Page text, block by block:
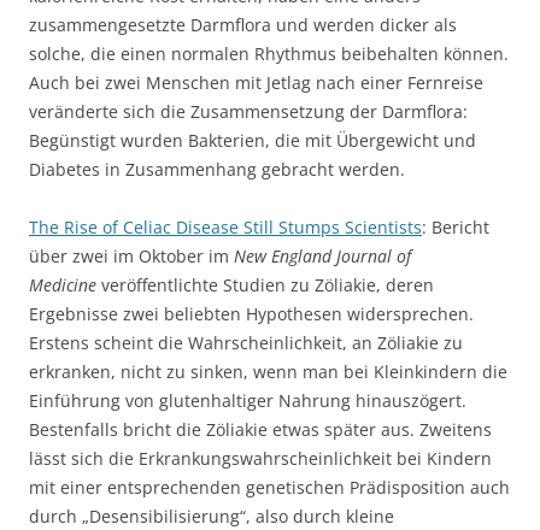
zusammengesetzte Darmflora und werden dicker als
solche, die einen normalen Rhythmus beibehalten können.
Auch bei zwei Menschen mit Jetlag nach einer Fernreise
veränderte sich die Zusammensetzung der Darmflora:
Begünstigt wurden Bakterien, die mit Übergewicht und
Diabetes in Zusammenhang gebracht werden.
The Rise of Celiac Disease Still Stumps Scientists: Bericht
über zwei im Oktober im New England Journal of
Medicine veröffentlichte Studien zu Zöliakie, deren
Ergebnisse zwei beliebten Hypothesen widersprechen.
Erstens scheint die Wahrscheinlichkeit, an Zöliakie zu
erkranken, nicht zu sinken, wenn man bei Kleinkindern die
Einführung von glutenhaltiger Nahrung hinauszögert.
Bestenfalls bricht die Zöliakie etwas später aus. Zweitens
lässt sich die Erkrankungswahrscheinlichkeit bei Kindern
mit einer entsprechenden genetischen Prädisposition auch
durch „Desensibilisierung“, also durch kleine